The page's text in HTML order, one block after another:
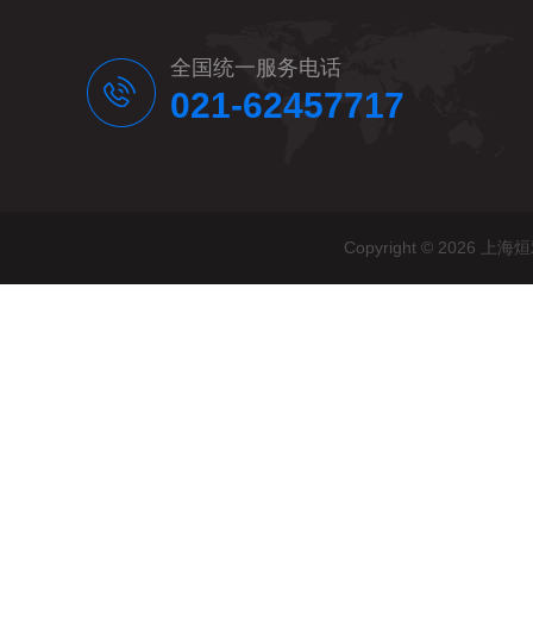
全国统一服务电话
021-62457717
Copyright © 2026 上海